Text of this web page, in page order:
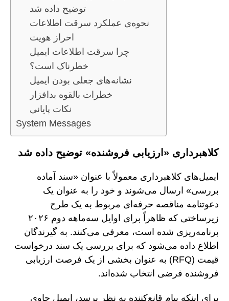
توضیح داده شد
نحوه‌ی عملکرد سرقت اطلاعات
احراز هویت
چرا سرقت اطلاعات ایمیل
خطرناک است؟
نشانه‌های جعلی بودن ایمیل
خطرات بالقوه بدافزار
نکات پایانی
System Messages
کلاهبرداری «ارزیابی فروشنده» توضیح داده شد
ایمیل‌های کلاهبرداری معمولاً با عنوان «سند آماده
بررسی» ارسال می‌شوند و خود را به عنوان یک
دعوتنامه مناقصه حرفه‌ای مربوط به یک طرح
زیرساختی که ظاهراً برای اوایل سه‌ماهه دوم ۲۰۲۶
برنامه‌ریزی شده است، معرفی می‌کنند. به گیرندگان
اطلاع داده می‌شود که برای بررسی یک سند درخواست
قیمت (RFQ) به عنوان بخشی از یک فرصت ارزیابی
فروشنده فرضی انتخاب شده‌اند.
برای اینکه پیام قانع‌کننده به نظر برسد، ایمیل حاوی